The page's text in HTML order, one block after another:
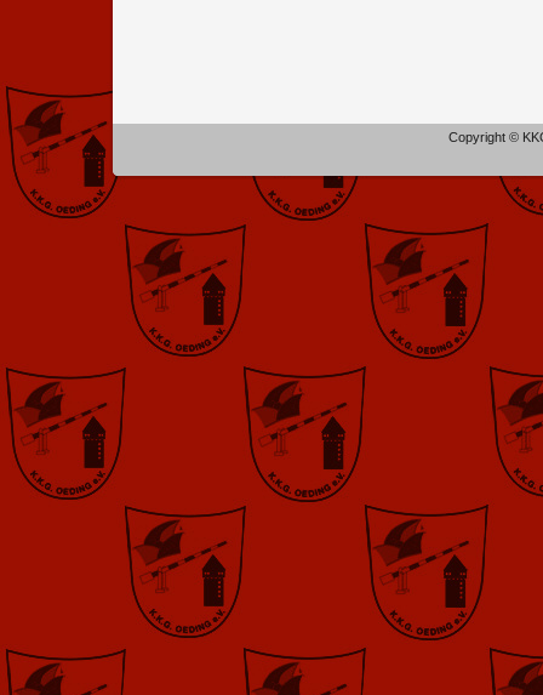
Copyright ©